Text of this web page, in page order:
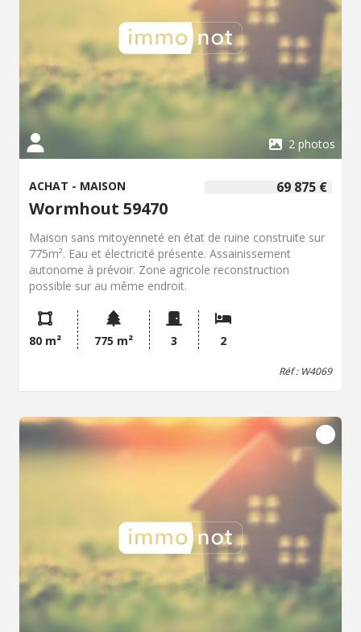
Plusieurs zones d’activité économique sont présentes
dans la région. Le prix de vente est de 102 900 euros.
Pour tout projet d’installation ou d’investissement, ce
terrain à bâtir présente un emplacement desservi par les
infrastructures locales, dans un secteur résidentiel de
Guichainville. Contactez notre office notarial pour obtenir
de plus amples renseignements sur ce terrain à bâtir à
vendre à Guichainville.
2 photos
69 875 €
ACHAT - MAISON
Wormhout 59470
Maison sans mitoyenneté en état de ruine construite sur
775m². Eau et électricité présente. Assainissement
autonome à prévoir. Zone agricole reconstruction
possible sur au même endroit.
80 m² 775 m² 3 2
Réf : W4069